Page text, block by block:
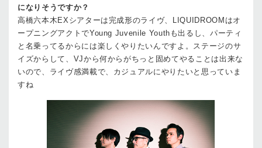
になりそうですか？
高橋六本木EXシアターは完成形のライヴ、LIQUIDROOMはオ
ープニングアクトでYoung Juvenile Youthも出るし、パーティ
と名乗ってるからには楽しくやりたいんですよ。ステージのサ
イズからして、VJから何からがちっと固めてやることは出来な
いので、ライヴ感満載で、カジュアルにやりたいと思っていま
すね